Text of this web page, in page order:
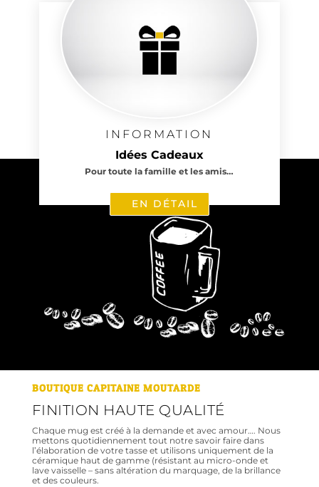
INFORMATION
Idées Cadeaux
Pour toute la famille et les amis…
EN DÉTAIL
BOUTIQUE CAPITAINE MOUTARDE
FINITION HAUTE QUALITÉ
Chaque mug est créé à la demande et avec amour…. Nous
mettons quotidiennement tout notre savoir faire dans
l’élaboration de votre tasse et utilisons uniquement de la
céramique haut de gamme (résistant au micro-onde et
lave vaisselle – sans altération du marquage, de la brillance
et des couleurs.